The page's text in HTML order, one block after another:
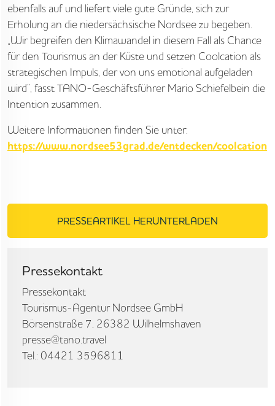
ebenfalls auf und liefert viele gute Gründe, sich zur
Erholung an die niedersächsische Nordsee zu begeben.
„Wir begreifen den Klimawandel in diesem Fall als Chance
für den Tourismus an der Küste und setzen Coolcation als
strategischen Impuls, der von uns emotional aufgeladen
wird“, fasst TANO-Geschäftsführer Mario Schiefelbein die
Intention zusammen.
Weitere Informationen finden Sie unter:
https://www.nordsee53grad.de/entdecken/coolcation
PRESSEARTIKEL HERUNTERLADEN
Pressekontakt
Pressekontakt
Tourismus-Agentur Nordsee GmbH
Börsenstraße 7, 26382 Wilhelmshaven
presse@tano.travel
Tel.: 04421 3596811